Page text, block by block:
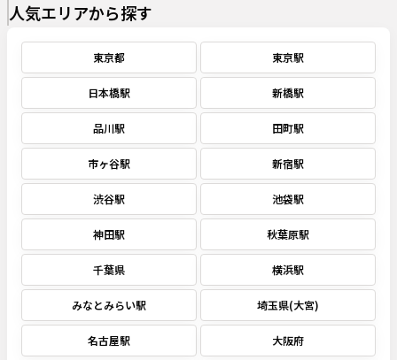
人気エリアから探す
東京都 東京駅
日本橋駅 新橋駅
品川駅 田町駅
市ヶ谷駅 新宿駅
渋谷駅 池袋駅
神田駅 秋葉原駅
千葉県 横浜駅
みなとみらい駅 埼玉県(大宮)
名古屋駅 大阪府